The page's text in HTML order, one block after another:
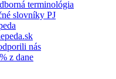
terminológia
slovníky PJ
nás
z dane